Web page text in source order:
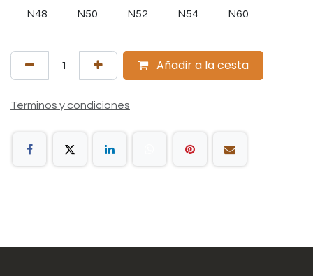
N48 N50 N52 N54 N60
Añadir a la cesta
Términos y condiciones